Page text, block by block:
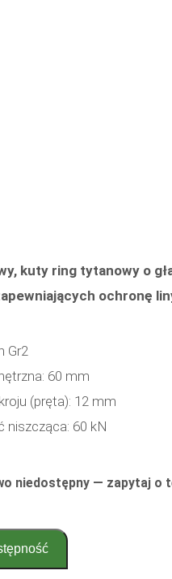
kuty ring tytanowy o
ochronę
Gr2
60 mm
(pręta): 12 mm
niszcząca: 60 kN
niedostępny — zapytaj o